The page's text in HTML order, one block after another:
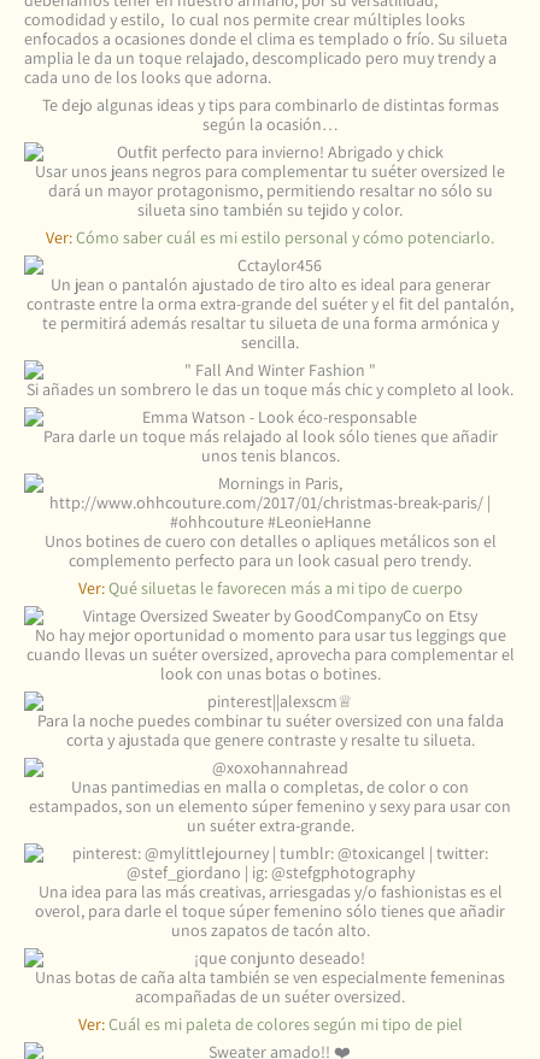
comodidad y estilo, lo cual nos permite crear múltiples looks
enfocados a ocasiones donde el clima es templado o frío. Su silueta
amplia le da un toque relajado, descomplicado pero muy trendy a
cada uno de los looks que adorna.
Te dejo algunas ideas y tips para combinarlo de distintas formas
según la ocasión…
Usar unos jeans negros para complementar tu suéter oversized le
dará un mayor protagonismo, permitiendo resaltar no sólo su
silueta sino también su tejido y color.
Ver:Cómo saber cuál es mi estilo personal y cómo potenciarlo.
Un jean o pantalón ajustado de tiro alto es ideal para generar
contraste entre la orma extra-grande del suéter y el fit del pantalón,
te permitirá además resaltar tu silueta de una forma armónica y
sencilla.
Si añades un sombrero le das un toque más chic y completo al look.
Para darle un toque más relajado al look sólo tienes que añadir
unos tenis blancos.
Unos botines de cuero con detalles o apliques metálicos son el
complemento perfecto para un look casual pero trendy.
Ver:Qué siluetas le favorecen más a mi tipo de cuerpo
No hay mejor oportunidad o momento para usar tus leggings que
cuando llevas un suéter oversized, aprovecha para complementar el
look con unas botas o botines.
Para la noche puedes combinar tu suéter oversized con una falda
corta y ajustada que genere contraste y resalte tu silueta.
Unas pantimedias en malla o completas, de color o con
estampados, son un elemento súper femenino y sexy para usar con
un suéter extra-grande.
Una idea para las más creativas, arriesgadas y/o fashionistas es el
overol, para darle el toque súper femenino sólo tienes que añadir
unos zapatos de tacón alto.
Unas botas de caña alta también se ven especialmente femeninas
acompañadas de un suéter oversized.
Ver:Cuál es mi paleta de colores según mi tipo de piel